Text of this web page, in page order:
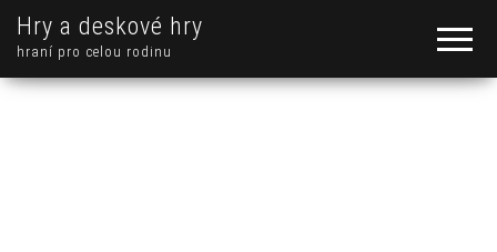
Hry a deskové hry
hraní pro celou rodinu